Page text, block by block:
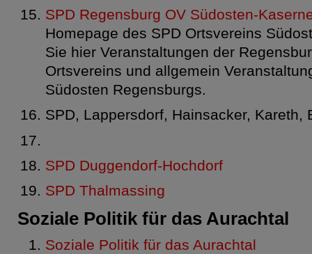
SPD Regensburg OV Südosten-
Homepage des SPD Ortsvereins
Sie hier Veranstaltungen der
Ortsvereins und allgemein
Südosten Regensburgs.
SPD, Lappersdorf, Hainsacker, Kareth,
SPD Duggendorf-Hochdorf
SPD Thalmassing
Soziale Politik für das Aurachtal
Soziale Politik für das Aurachtal